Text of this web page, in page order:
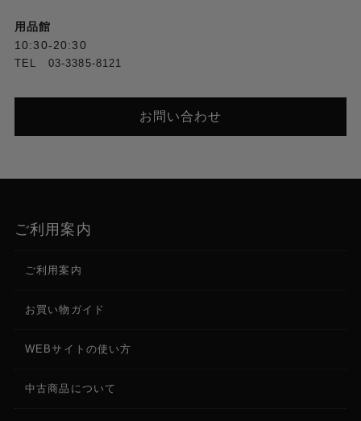
用品館
10:30-20:30
TEL 03-3385-8121
お問い合わせ
ご利用案内
ご利用案内
お買い物ガイド
WEBサイトの使い方
中古商品について